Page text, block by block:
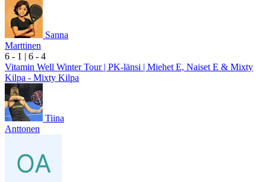
Sanna
Marttinen
6 - 1 | 6 - 4
Vitamin Well Winter Tour | PK-länsi | Miehet E, Naiset E & Mixty
Kilpa - Mixty Kilpa
Tiina
Anttonen